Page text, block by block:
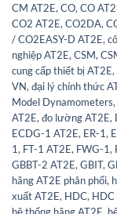
CM AT2E,CO,CO
CO2 AT2E,CO2DA,
/ CO2EASY-D AT2E,
nghiệp AT2E,CSM,
cung cấp thiết bị AT2E,
VN,đại lý chính thức
Model Dynamometers,
AT2E,đo lường AT2E,
ECDG-1 AT2E, ER-1,
1, FT-1 AT2E, FWG-1,
GBBT-2 AT2E,GBIT,
hãng AT2E phân phối,
xuất AT2E, HDC, HDC